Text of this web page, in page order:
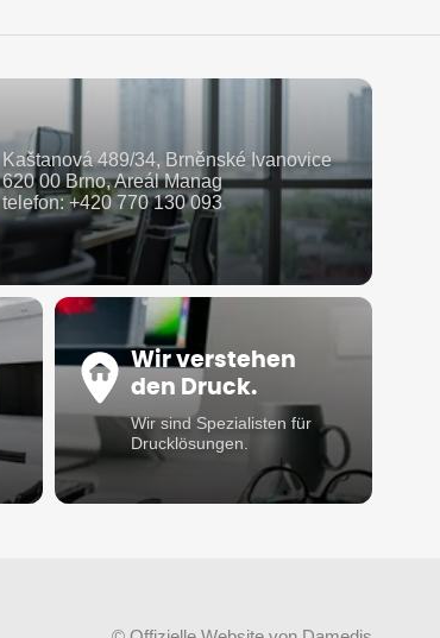
Kaštanová 489/34, Brněnské Ivanovice
620 00 Brno, Areál Manag
telefon: +420 770 130 093
Wir verstehen
den Druck.
Wir sind Spezialisten für
Drucklösungen.